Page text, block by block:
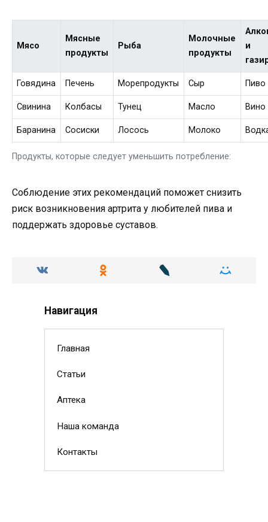
Продукты, которые следует уменьшить потребление:
Мясо
Мясные
продукты
Рыба
Молочные
продукты
и
Говядина Печень Морепродукты Сыр Пиво
Свинина Колбасы Тунец Масло Вино
Баранина Сосиски Лосось Молоко
Соблюдение этих рекомендаций поможет снизить
риск возникновения артрита у любителей пива и
поддержать здоровье суставов.
Навигация
Главная
Статьи
Аптека
Наша команда
Контакты